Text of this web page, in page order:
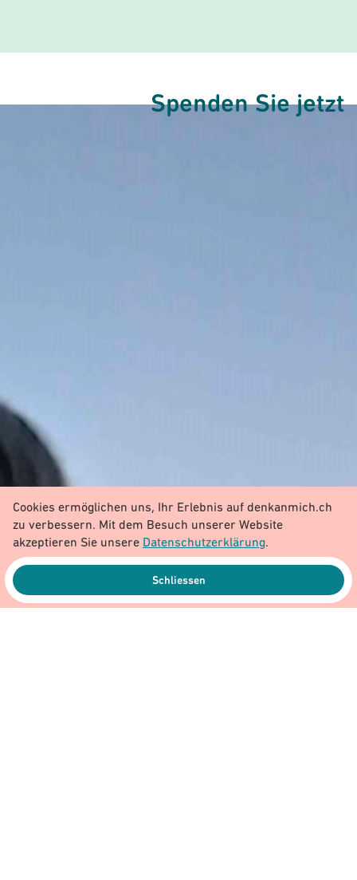
Spenden Sie jetzt
Cookies ermöglichen uns, Ihr Erlebnis auf denkanmich.ch
zu verbessern. Mit dem Besuch unserer Website
akzeptieren Sie unsere Datenschutzerklärung.
Schliessen